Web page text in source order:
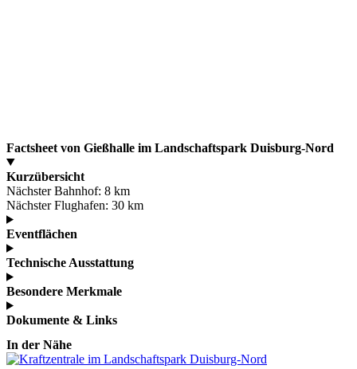
Factsheet von Gießhalle im Landschaftspark Duisburg-Nord
Kurzübersicht
Nächster Bahnhof: 8 km
Nächster Flughafen: 30 km
Eventflächen
Technische Ausstattung
Besondere Merkmale
Dokumente & Links
In der Nähe